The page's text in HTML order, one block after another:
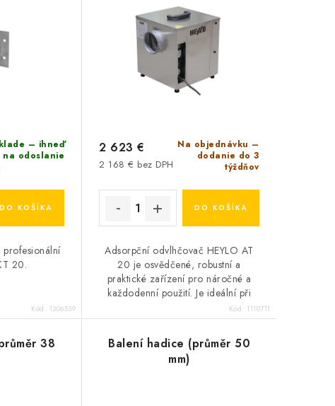
– ihneď
na odoslanie
DO KOŠÍKA
profesionální
20.
Kód: 1306539
Na objednávku –
dodanie do 3
týždňov
2 168 € bez DPH
2 623 €
DO KOŠÍKA
Adsorpční odvlhčovač HEYLO AT
20 je osvědčené, robustní a
praktické zařízení pro náročné a
každodenní použití. Je ideální při
odstraňování škod způsobených
vodou a v průmyslovém...
Kód: 1110711
38
Balení hadice (průměr 50
mm)